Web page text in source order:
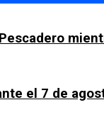
el 7 de